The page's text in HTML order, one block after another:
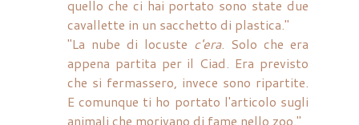
quello che ci hai portato sono state due
cavallette in un sacchetto di plastica."
"La nube di locuste c'era. Solo che era
appena partita per il Ciad. Era previsto
che si fermassero, invece sono ripartite.
E comunque ti ho portato l'articolo sugli
animali che morivano di fame nello zoo."